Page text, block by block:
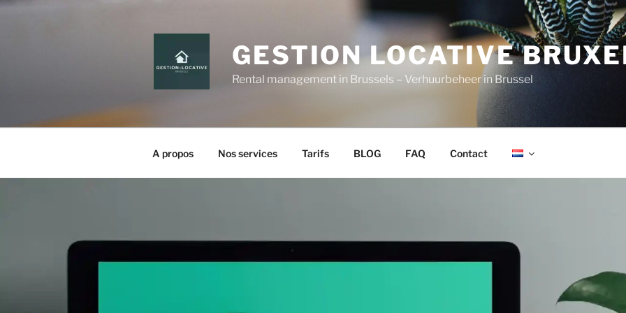
GESTION LOCATIVE
Rental management in Brussels – Verhuurbeheer in Brussel
A propos Nos services Tarifs BLOG FAQ Contact